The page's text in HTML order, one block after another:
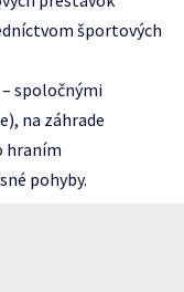
športových
spoločnými
na záhrade
hraním
pohyby.